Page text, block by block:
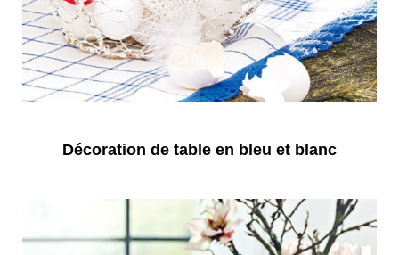
Décoration de table en bleu et blanc